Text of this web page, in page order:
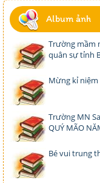
Album ảnh
Trường mầm
quân sự tỉnh
Mừng kỉ niệm
Trường MN
QUÝ MÃO
Bé vui trung